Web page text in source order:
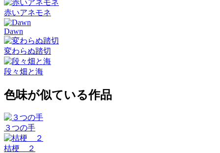
赤いアネモネ
Dawn
変わらぬ踏切
段々畑と海
色味が似ている作品
３つの手
桔梗 ２